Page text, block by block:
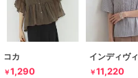
コカ
￥1,290
インディヴィ
￥11,220